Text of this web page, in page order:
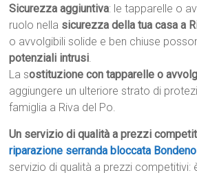
Sicurezza aggiuntiva: le tapparelle o
ruolo nella sicurezza della tua casa a
o avvolgibili solide e ben chiuse
potenziali intrusi.
La sostituzione con tapparelle o
aggiungere un ulteriore strato di
famiglia a Riva del Po.
Un servizio di qualità a prezzi
riparazione serranda bloccata Bondeno
servizio di qualità a prezzi competitivi: